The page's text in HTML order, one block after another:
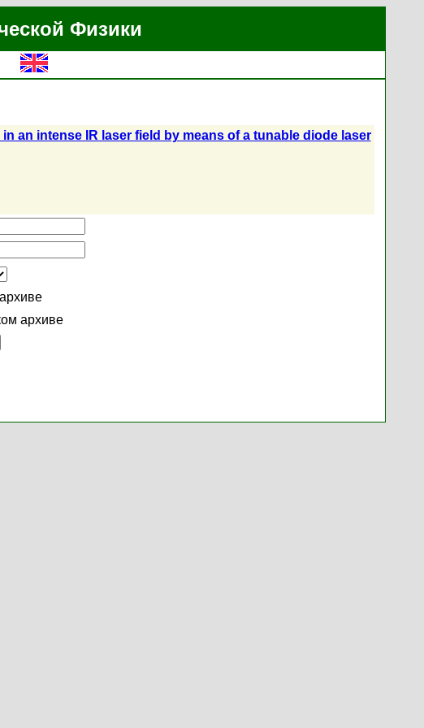
Физики
an intense IR laser field by means of a tunable diode laser
архиве